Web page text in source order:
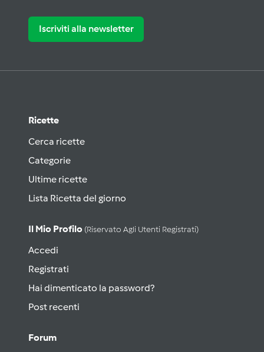
Iscriviti alla newsletter
Ricette
Cerca ricette
Categorie
Ultime ricette
Lista Ricetta del giorno
Il Mio Profilo (riservato Agli Utenti Registrati)
Accedi
Registrati
Hai dimenticato la password?
Post recenti
Forum